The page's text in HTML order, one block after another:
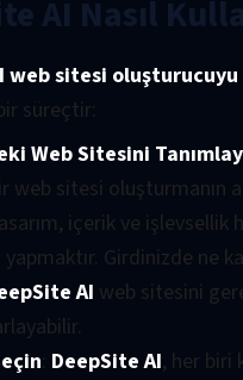
AI Nasıl
web sitesi oluşturucuyu
süreçtir:
Web Sitesini
web sitesi oluşturmanın
içerik ve işlevsellik
yapmaktır. Girdinizde ne
AI web sitesini
: DeepSite AI, her biri